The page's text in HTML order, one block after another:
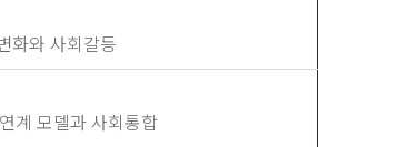
화와 사회갈등
계 모델과 사회통합